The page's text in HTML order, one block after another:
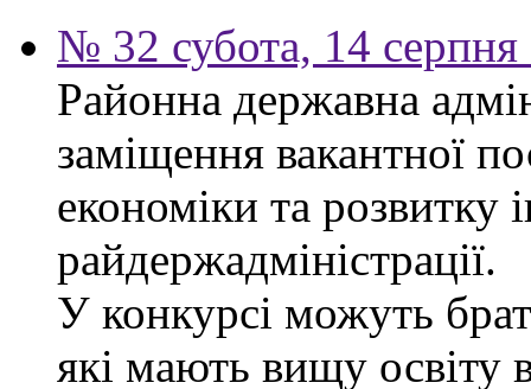
№ 32 субота, 14
Районна державна
заміщення вакантної
економіки та розвитку
райдержадміністрації.
У конкурсі можуть
які мають вищу освіту